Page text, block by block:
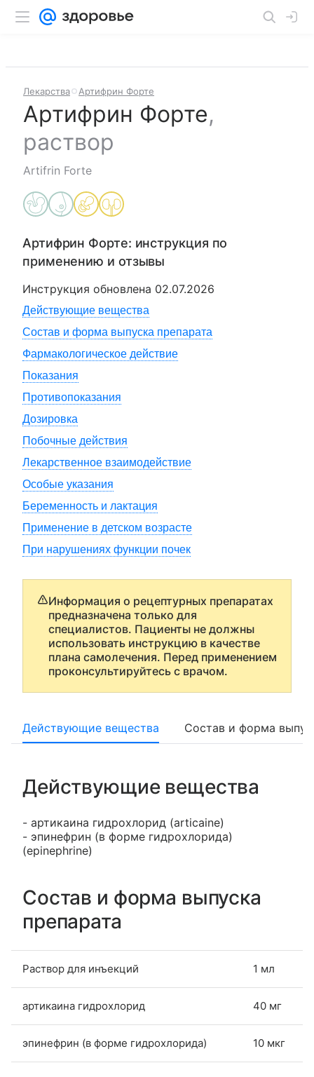
Лекарства Артифрин Форте
Артифрин Форте,
раствор
Artifrin Forte
Артифрин Форте: инструкция по
применению и отзывы
Инструкция обновлена 02.07.2026
Действующие вещества
Состав и форма выпуска препарата
Фармакологическое действие
Показания
Противопоказания
Дозировка
Побочные действия
Лекарственное взаимодействие
Особые указания
Беременность и лактация
Применение в детском возрасте
При нарушениях функции почек
Информация о рецептурных препаратах
предназначена только для
специалистов. Пациенты не должны
использовать инструкцию в качестве
плана самолечения. Перед применением
проконсультируйтесь с врачом.
Действующие вещества Состав и форма
Действующие вещества
- артикаина гидрохлорид (articaine)
- эпинефрин (в форме гидрохлорида)
(epinephrine)
Состав и форма выпуска
препарата
Раствор для инъекций 1 мл
артикаина гидрохлорид 40 мг
эпинефрин (в форме гидрохлорида) 10 мкг